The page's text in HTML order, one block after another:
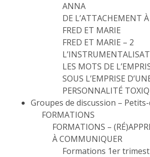
ANNA
DE L’ATTACHEMENT
FRED ET MARIE
FRED ET MARIE – 2
LES MOTS DE
SOUS L’EMPRISE
PERSONNALITÉ
Groupes de discussion –
FORMATIONS
FORMATIONS –
À COMMUNIQUER
Formations 1er